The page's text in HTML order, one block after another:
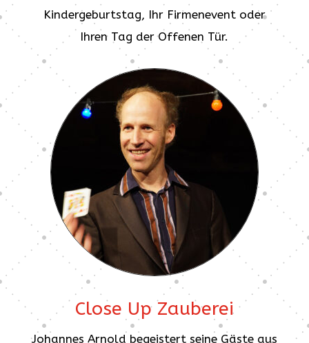
Kindergeburtstag, Ihr Firmenevent oder
Ihren Tag der Offenen Tür.
Close Up Zauberei
Johannes Arnold begeistert seine Gäste aus